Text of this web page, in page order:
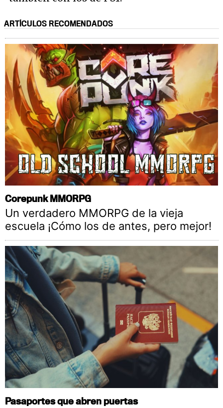
ARTÍCULOS RECOMENDADOS
Corepunk MMORPG
Un verdadero MMORPG de la vieja
escuela ¡Cómo los de antes, pero mejor!
Pasaportes que abren puertas